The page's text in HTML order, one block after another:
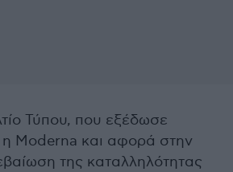
Τύπου, που εξέδωσε
Moderna και αφορά στην
της καταλληλότητας